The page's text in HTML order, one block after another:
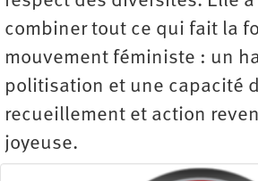
combiner tout ce qui fait la
mouvement féministe : un
politisation et une capacité
recueillement et action
joyeuse.